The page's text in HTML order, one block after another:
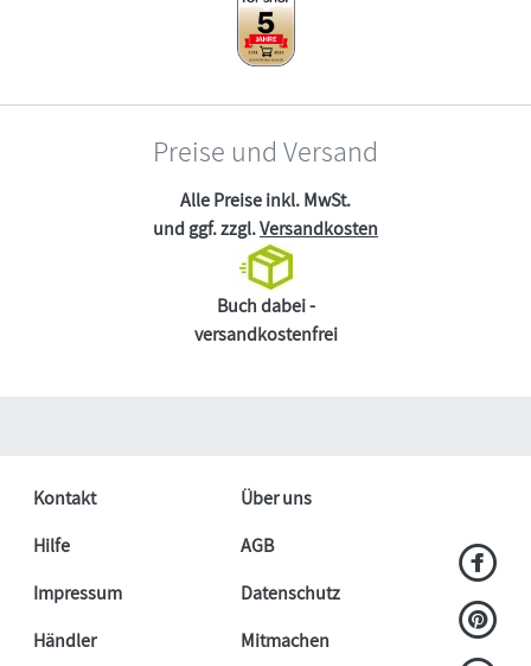
Preise und Versand
Alle Preise inkl. MwSt.
und ggf. zzgl.Versandkosten
Buch dabei -
versandkostenfrei
Kontakt
Über uns
Hilfe
AGB
Impressum
Datenschutz
Händler
Mitmachen